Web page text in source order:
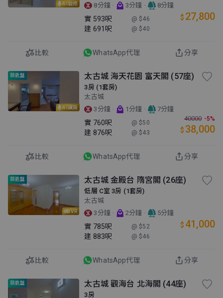
AI裝修
8分鐘 · 3分鐘 · 8分鐘
實 593呎 @ $46
建 691呎 @ $40
$ 27,800
比較 WhatsApp代理 分享
AI講房
鎖匙盤 太古城 海天花園 富天閣 (57座)
3房 (1套房)
太古城
3分鐘 · 1分鐘 · 7分鐘
實 760呎 @ $50
建 876呎 @ $43
40000 -5%
$ 38,000
比較 WhatsApp代理 分享
VR
鎖匙盤 太古城 金殿台 隋宮閣 (26座)
低層 C室 3房 (1套房)
太古城
3分鐘 · 2分鐘 · 5分鐘
實 785呎 @ $52
建 883呎 @ $46
$ 41,000
比較 WhatsApp代理 分享
鎖匙盤 太古城 觀海台 北海閣 (44座)
3房